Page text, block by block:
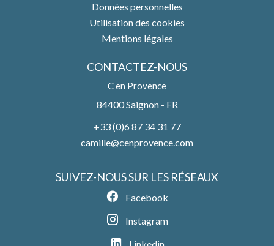
Données personnelles
Utilisation des cookies
Mentions légales
CONTACTEZ-NOUS
C en Provence
84400Saignon - FR
+33 (0)6 87 34 31 77
camille@cenprovence.com
SUIVEZ-NOUS SUR LES RÉSEAUX
Facebook
Instagram